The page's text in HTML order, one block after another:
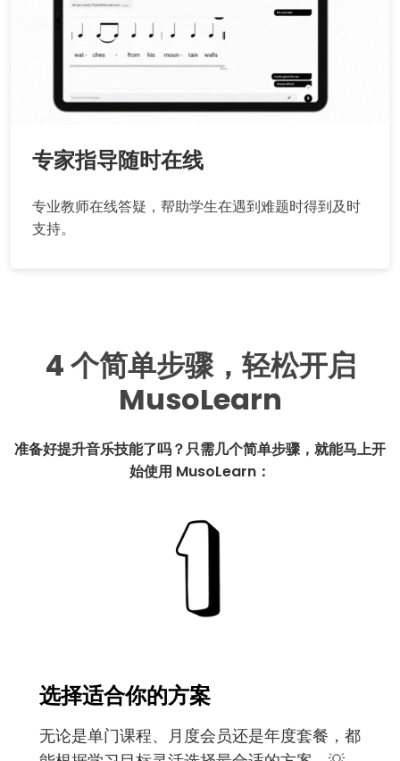
专家指导随时在线
专业教师在线答疑，帮助学生在遇到难题时得到及时
支持。
4 个简单步骤，轻松开启
MusoLearn
准备好提升音乐技能了吗？只需几个简单步骤，就能马上开
始使用 MusoLearn：
选择适合你的方案
无论是单门课程、月度会员还是年度套餐，都